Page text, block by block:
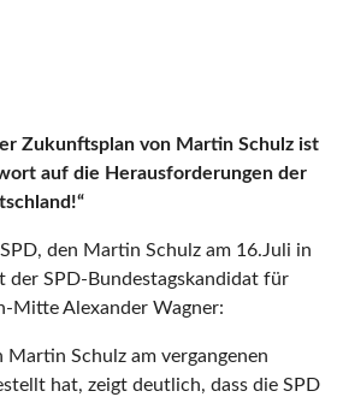
Zukunftsplan von Martin Schulz ist
auf die Herausforderungen der
den Martin Schulz am 16.Juli in
der SPD-Bundestagskandidat für
Mitte Alexander Wagner:
Martin Schulz am vergangenen
hat, zeigt deutlich, dass die SPD